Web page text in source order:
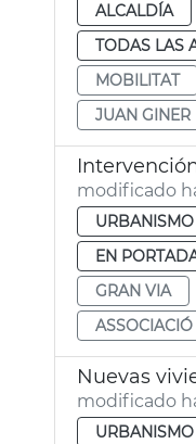
ALCALDÍA
TODAS LAS
MOBILITAT
JUAN GINER
modificado
EN
GRAN VIA
Nuevas
modificado